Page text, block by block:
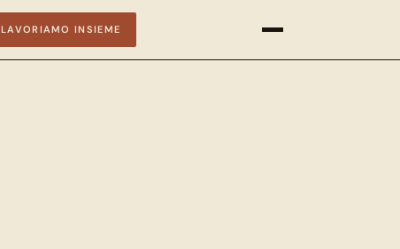
LAVORIAMO INSIEME